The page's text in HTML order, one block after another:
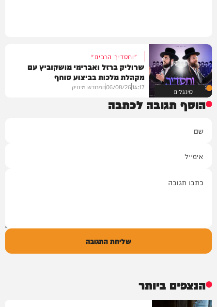
סינגלים
"וחסדיך הרבים"
שרוליק ברזל ואברימי מושקוביץ עם
מקהלת מלכות בביצוע סוחף
14:17
06/08/26המחדש מיוזיק
הוסף תגובה לכתבה
שליחת התגובה
הנצפים ביותר